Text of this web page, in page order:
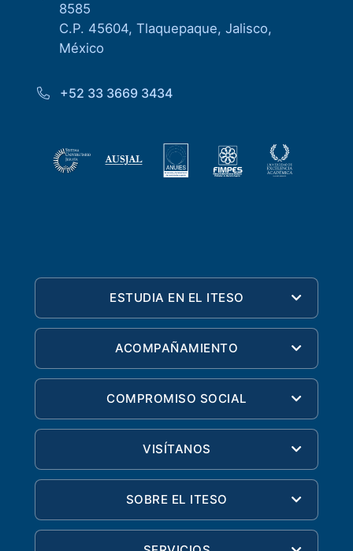
8585
C.P. 45604, Tlaquepaque, Jalisco,
México
+52 33 3669 3434
ESTUDIA EN EL ITESO
ACOMPAÑAMIENTO
COMPROMISO SOCIAL
VISÍTANOS
SOBRE EL ITESO